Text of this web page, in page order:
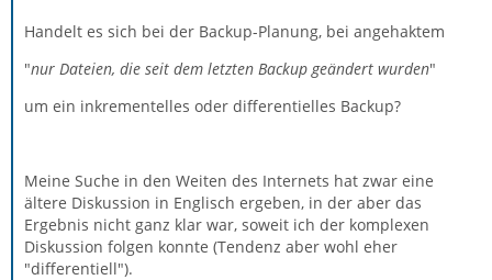
Handelt es sich bei der Backup-Planung, bei angehaktem
"nur Dateien, die seit dem letzten Backup geändert wurden"
um ein inkrementelles oder differentielles Backup?
Meine Suche in den Weiten des Internets hat zwar eine
ältere Diskussion in Englisch ergeben, in der aber das
Ergebnis nicht ganz klar war, soweit ich der komplexen
Diskussion folgen konnte (Tendenz aber wohl eher
"differentiell").